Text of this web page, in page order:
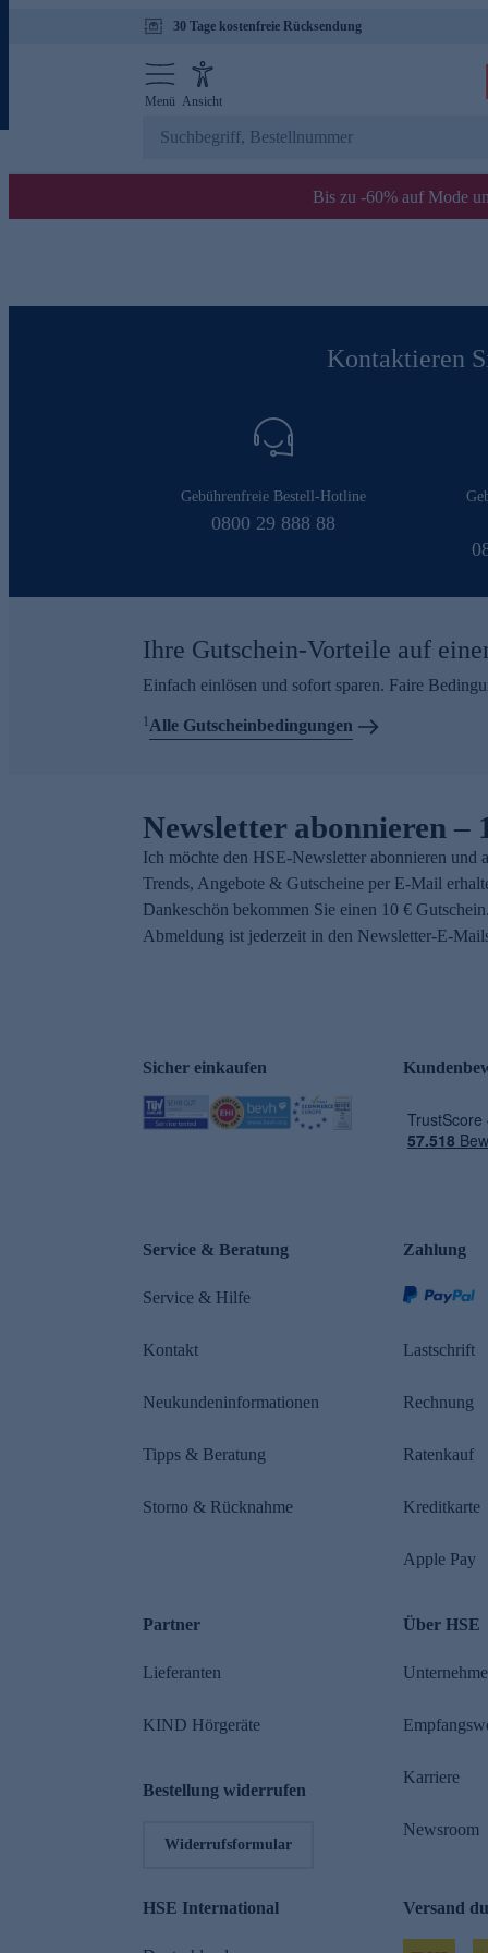
30 Tage kostenfreie Rücksendung
Menü Ansicht
Bis zu -60% auf Mode
Kontaktieren
Gebührenfreie Bestell-Hotline
0800 29 888 88
Ihre Gutschein-Vorteile auf
Einfach einlösen und sofort sparen. Faire
1Alle Gutscheinbedingungen
Newsletter abonnieren –
Ich möchte den HSE-Newsletter abonnieren und
Trends, Angebote & Gutscheine per E-Mail
Dankeschön bekommen Sie einen 10 €
Abmeldung ist jederzeit in den Newsletter-E-
Sicher einkaufen
Service & Beratung
Service & Hilfe
Kontakt
Neukundeninformationen
Tipps & Beratung
Storno & Rücknahme
Zahlung
Lastschrift
Rechnung
Ratenkauf
Kreditkarte
Apple Pay
Partner
Lieferanten
KIND Hörgeräte
Bestellung widerrufen
Widerrufsformular
Über HSE
Karriere
Newsroom
HSE International Versand